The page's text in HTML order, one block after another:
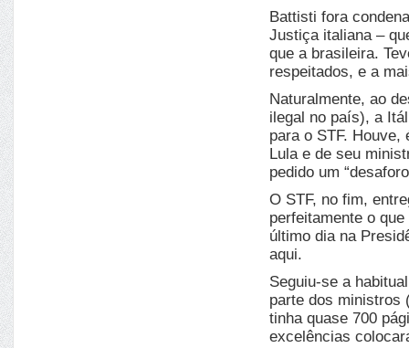
Battisti fora
Justiça italiana –
que a brasileira.
respeitados, e a
Naturalmente, ao
ilegal no país), a
para o STF.
Lula e de seu
pedido um
O STF, no fim,
perfeitamente o
último dia na
aqui.
Seguiu-se a
parte dos ministros
tinha quase 700
excelências